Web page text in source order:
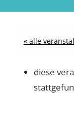
« alle
diese